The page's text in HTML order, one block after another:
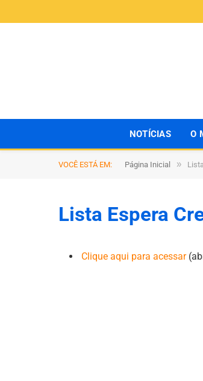
NOTÍCIAS O
VOCÊ ESTÁ EM: Página Inicial »
Lista Espera
Clique aqui para acessar